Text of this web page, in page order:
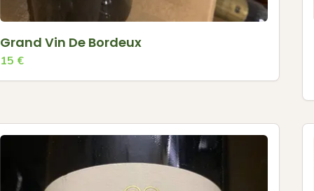
Grand Vin De Bordeux
15 €